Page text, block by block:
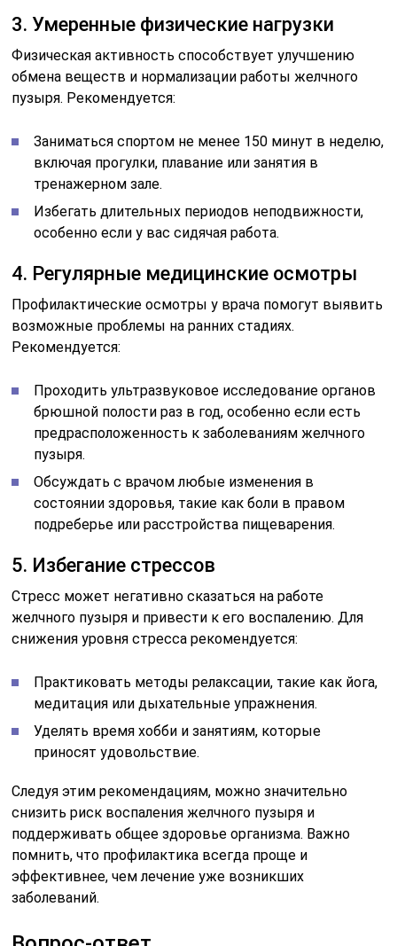
3. Умеренные физические нагрузки
Физическая активность способствует улучшению
обмена веществ и нормализации работы желчного
пузыря. Рекомендуется:
Заниматься спортом не менее 150 минут в неделю,
включая прогулки, плавание или занятия в
тренажерном зале.
Избегать длительных периодов неподвижности,
особенно если у вас сидячая работа.
4. Регулярные медицинские осмотры
Профилактические осмотры у врача помогут выявить
возможные проблемы на ранних стадиях.
Рекомендуется:
Проходить ультразвуковое исследование органов
брюшной полости раз в год, особенно если есть
предрасположенность к заболеваниям желчного
пузыря.
Обсуждать с врачом любые изменения в
состоянии здоровья, такие как боли в правом
подреберье или расстройства пищеварения.
5. Избегание стрессов
Стресс может негативно сказаться на работе
желчного пузыря и привести к его воспалению. Для
снижения уровня стресса рекомендуется:
Практиковать методы релаксации, такие как йога,
медитация или дыхательные упражнения.
Уделять время хобби и занятиям, которые
приносят удовольствие.
Следуя этим рекомендациям, можно значительно
снизить риск воспаления желчного пузыря и
поддерживать общее здоровье организма. Важно
помнить, что профилактика всегда проще и
эффективнее, чем лечение уже возникших
заболеваний.